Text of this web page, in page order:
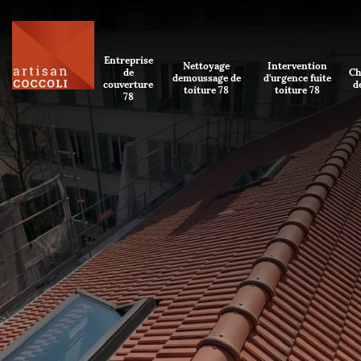
Entreprise
de
couverture
78
Nettoyage
demoussage de
toiture 78
Intervention
d'urgence fuite
toiture 78